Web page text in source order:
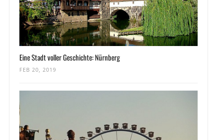
Eine Stadt voller Geschichte: Nürnberg
FEB 20, 2019